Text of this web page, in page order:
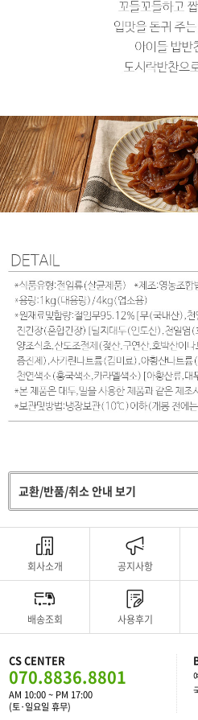
교환/반품/취소 안내 보기
회사소개 공지사항
배송조회 사용후기
CS CENTER
070.8836.8801
AM 10:00 ~ PM 17:00
(토·일요일 휴무)